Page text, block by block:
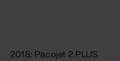
2018: Pacojet 2 PLUS